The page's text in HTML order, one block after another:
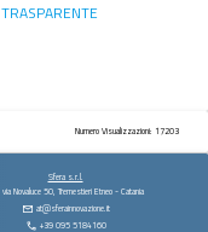
Numero Visualizzazioni: 17203
Sfera s.r.l.
via Novaluce 50, Tremestieri Etneo - Catania
at@sferainnovazione.it
+39 095 5184160